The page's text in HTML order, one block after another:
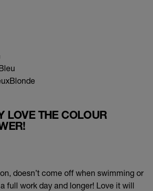
Blonde
LOVE THE COLOUR
doesn’t come off when swimming or
full work day and longer! Love it will